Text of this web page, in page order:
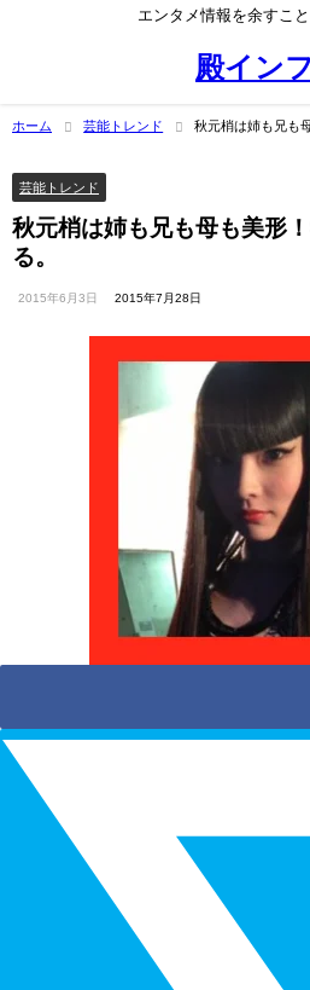
エンタメ情報を余すこ
殿イン
ホーム 芸能トレンド 秋元梢は姉も兄も
芸能トレンド
秋元梢は姉も兄も母も美形
る。
2015年6月3日 2015年7月28日